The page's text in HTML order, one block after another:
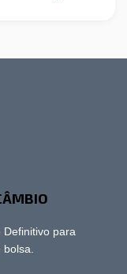
para